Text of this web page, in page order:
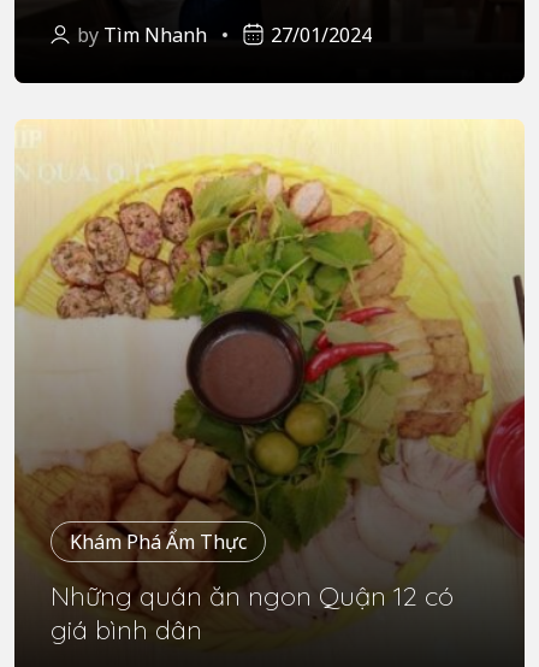
by Tìm Nhanh 27/01/2024
Khám Phá Ẩm Thực
Những quán ăn ngon Quận 12 có
giá bình dân